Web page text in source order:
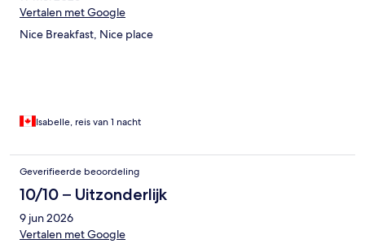
Vertalen met Google
Nice Breakfast, Nice place
Isabelle, reis van 1 nacht
Geverifieerde beoordeling
10/10 – Uitzonderlijk
9 jun 2026
Vertalen met Google